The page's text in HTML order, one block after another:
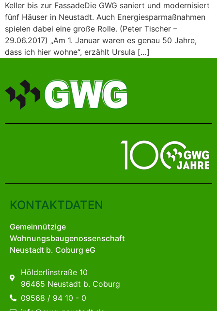
Keller bis zur FassadeDie GWG saniert und modernisiert
fünf Häuser in Neustadt. Auch Energiesparmaßnahmen
spielen dabei eine große Rolle. (Peter Tischer –
29.06.2017) „Am 1. Januar waren es genau 50 Jahre,
dass ich hier wohne“, erzählt Ursula […]
KONTAKTDATEN
Gemeinnützige
Wohnungsbaugenossenschaft
Neustadt b. Coburg eG
Hölderlinstraße 10
96465 Neustadt b. Coburg
09568 / 94 10 - 0